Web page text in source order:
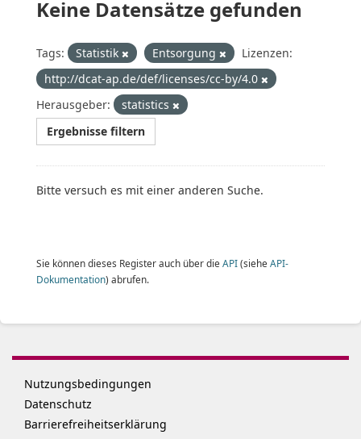
Keine Datensätze gefunden
Tags: Statistik Entsorgung
Lizenzen:
http://dcat-ap.de/def/licenses/cc-by/4.0
Herausgeber:
statistics
Ergebnisse filtern
Bitte versuch es mit einer anderen Suche.
Sie können dieses Register auch über die API(siehe API-
Dokumentation) abrufen.
Nutzungsbedingungen
Datenschutz
Barrierefreiheitserklärung